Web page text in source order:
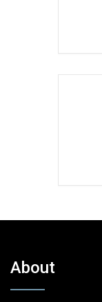
About